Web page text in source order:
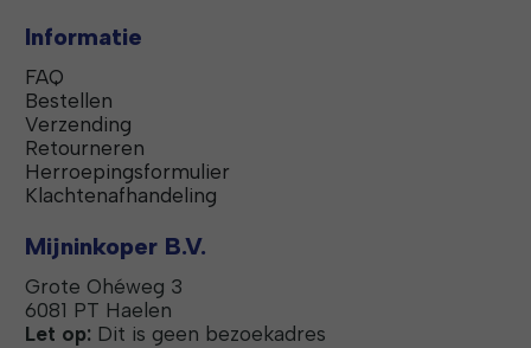
Informatie
FAQ
Bestellen
Verzending
Retourneren
Herroepingsformulier
Klachtenafhandeling
Mijninkoper B.V.
Grote Ohéweg 3
6081 PT Haelen
Let op: Dit is geen bezoekadres